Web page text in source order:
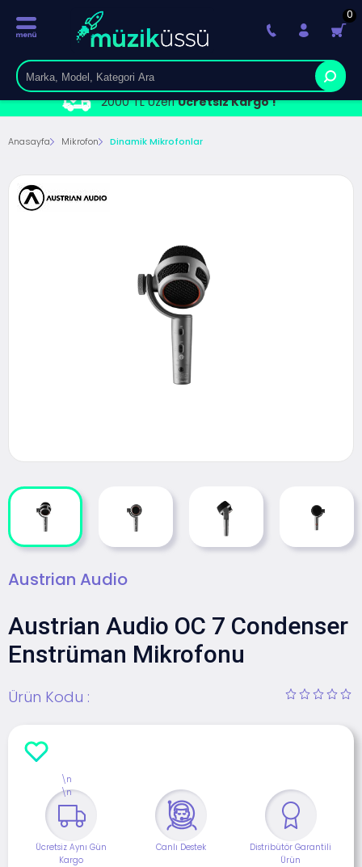
2000 TL ÜzeriÜcretsiz Kargo !
0
Anasayfa Mikrofon Dinamik Mikrofonlar
Austrian Audio
Austrian Audio OC 7 Condenser
Enstrüman Mikrofonu
Ürün Kodu :
Ücretsiz Aynı Gün
Kargo
Canlı Destek
Distribütör Garantili
Ürün
\n
\n